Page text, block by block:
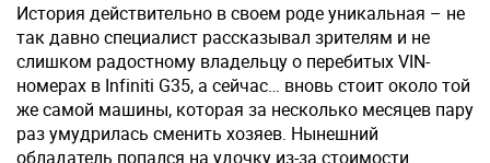
История действительно в своем роде уникальная – не
так давно специалист рассказывал зрителям и не
слишком радостному владельцу о перебитых VIN-
номерах в Infiniti G35, а сейчас… вновь стоит около той
же самой машины, которая за несколько месяцев пару
раз умудрилась сменить хозяев. Нынешний
обладатель попался на удочку из-за стоимости